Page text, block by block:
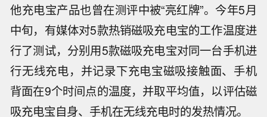
他充电宝产品也曾在测评中被“亮红牌”。今年5月
中旬，有媒体对5款热销磁吸充电宝的工作温度进
行了测试，分别用5款磁吸充电宝对同一台手机进
行无线充电，并记录下充电宝磁吸接触面、手机
背面在9个时间点的温度，并取平均值，以评估磁
吸充电宝自身、手机在无线充电时的发热情况。